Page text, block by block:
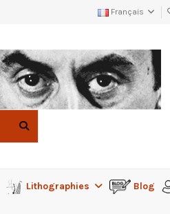
Français
Lithographies Blog